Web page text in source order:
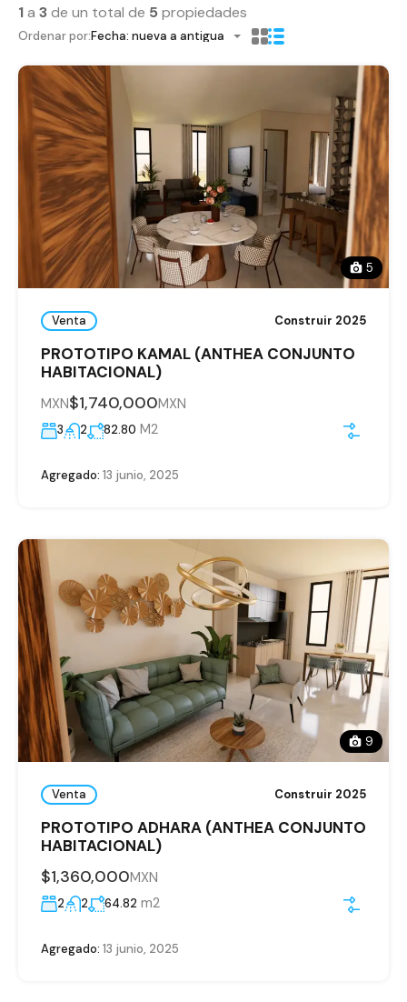
1a 3de un total de 5 propiedades
Ordenar por:Fecha: nueva a antigua
5
Venta Construir 2025
PROTOTIPO KAMAL (ANTHEA CONJUNTO
HABITACIONAL)
MXN$1,740,000MXN
3 2 82.80 M2
Agregado: 13 junio, 2025
9
Venta Construir 2025
PROTOTIPO ADHARA (ANTHEA CONJUNTO
HABITACIONAL)
$1,360,000MXN
2 2 64.82 m2
Agregado: 13 junio, 2025